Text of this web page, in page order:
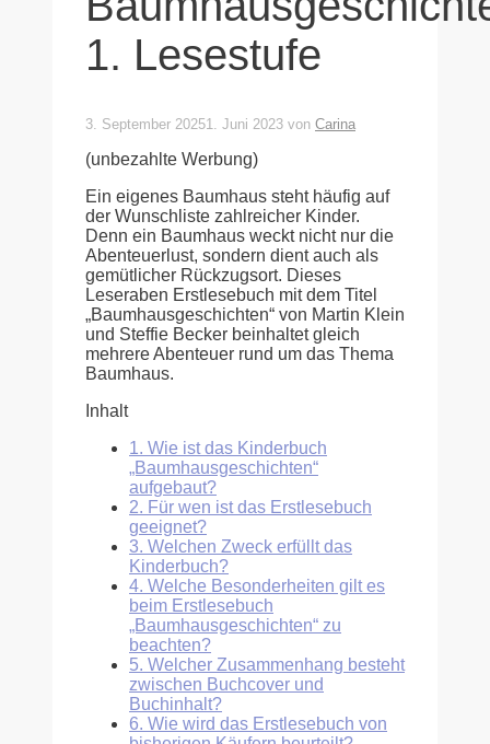
1. Lesestufe
3. September 20251. Juni 2023 von Carina
(unbezahlte Werbung)
Ein eigenes Baumhaus steht häufig auf
der Wunschliste zahlreicher Kinder.
Denn ein Baumhaus weckt nicht nur die
Abenteuerlust, sondern dient auch als
gemütlicher Rückzugsort. Dieses
Leseraben Erstlesebuch mit dem Titel
„Baumhausgeschichten“ von Martin Klein
und Steffie Becker beinhaltet gleich
mehrere Abenteuer rund um das Thema
Baumhaus.
Inhalt
1. Wie ist das Kinderbuch
„Baumhausgeschichten“
aufgebaut?
2. Für wen ist das Erstlesebuch
geeignet?
3. Welchen Zweck erfüllt das
Kinderbuch?
4. Welche Besonderheiten gilt es
beim Erstlesebuch
„Baumhausgeschichten“ zu
beachten?
5. Welcher Zusammenhang besteht
zwischen Buchcover und
Buchinhalt?
6. Wie wird das Erstlesebuch von